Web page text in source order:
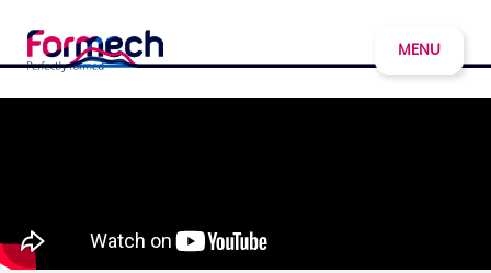
MENU